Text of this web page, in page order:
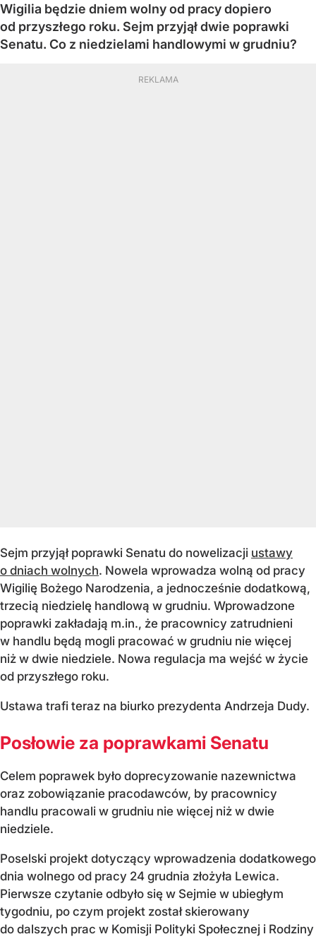
Wigilia będzie dniem wolny od pracy dopiero
od przyszłego roku. Sejm przyjął dwie poprawki
Senatu. Co z niedzielami handlowymi w grudniu?
Sejm przyjął poprawki Senatu do nowelizacji ustawy
o dniach wolnych. Nowela wprowadza wolną od pracy
Wigilię Bożego Narodzenia, a jednocześnie dodatkową,
trzecią niedzielę handlową w grudniu. Wprowadzone
poprawki zakładają m.in., że pracownicy zatrudnieni
w handlu będą mogli pracować w grudniu nie więcej
niż w dwie niedziele. Nowa regulacja ma wejść w życie
od przyszłego roku.
Ustawa trafi teraz na biurko prezydenta Andrzeja Dudy.
Posłowie za poprawkami Senatu
Celem poprawek było doprecyzowanie nazewnictwa
oraz zobowiązanie pracodawców, by pracownicy
handlu pracowali w grudniu nie więcej niż w dwie
niedziele.
Poselski projekt dotyczący wprowadzenia dodatkowego
dnia wolnego od pracy 24 grudnia złożyła Lewica.
Pierwsze czytanie odbyło się w Sejmie w ubiegłym
tygodniu, po czym projekt został skierowany
do dalszych prac w Komisji Polityki Społecznej i Rodziny